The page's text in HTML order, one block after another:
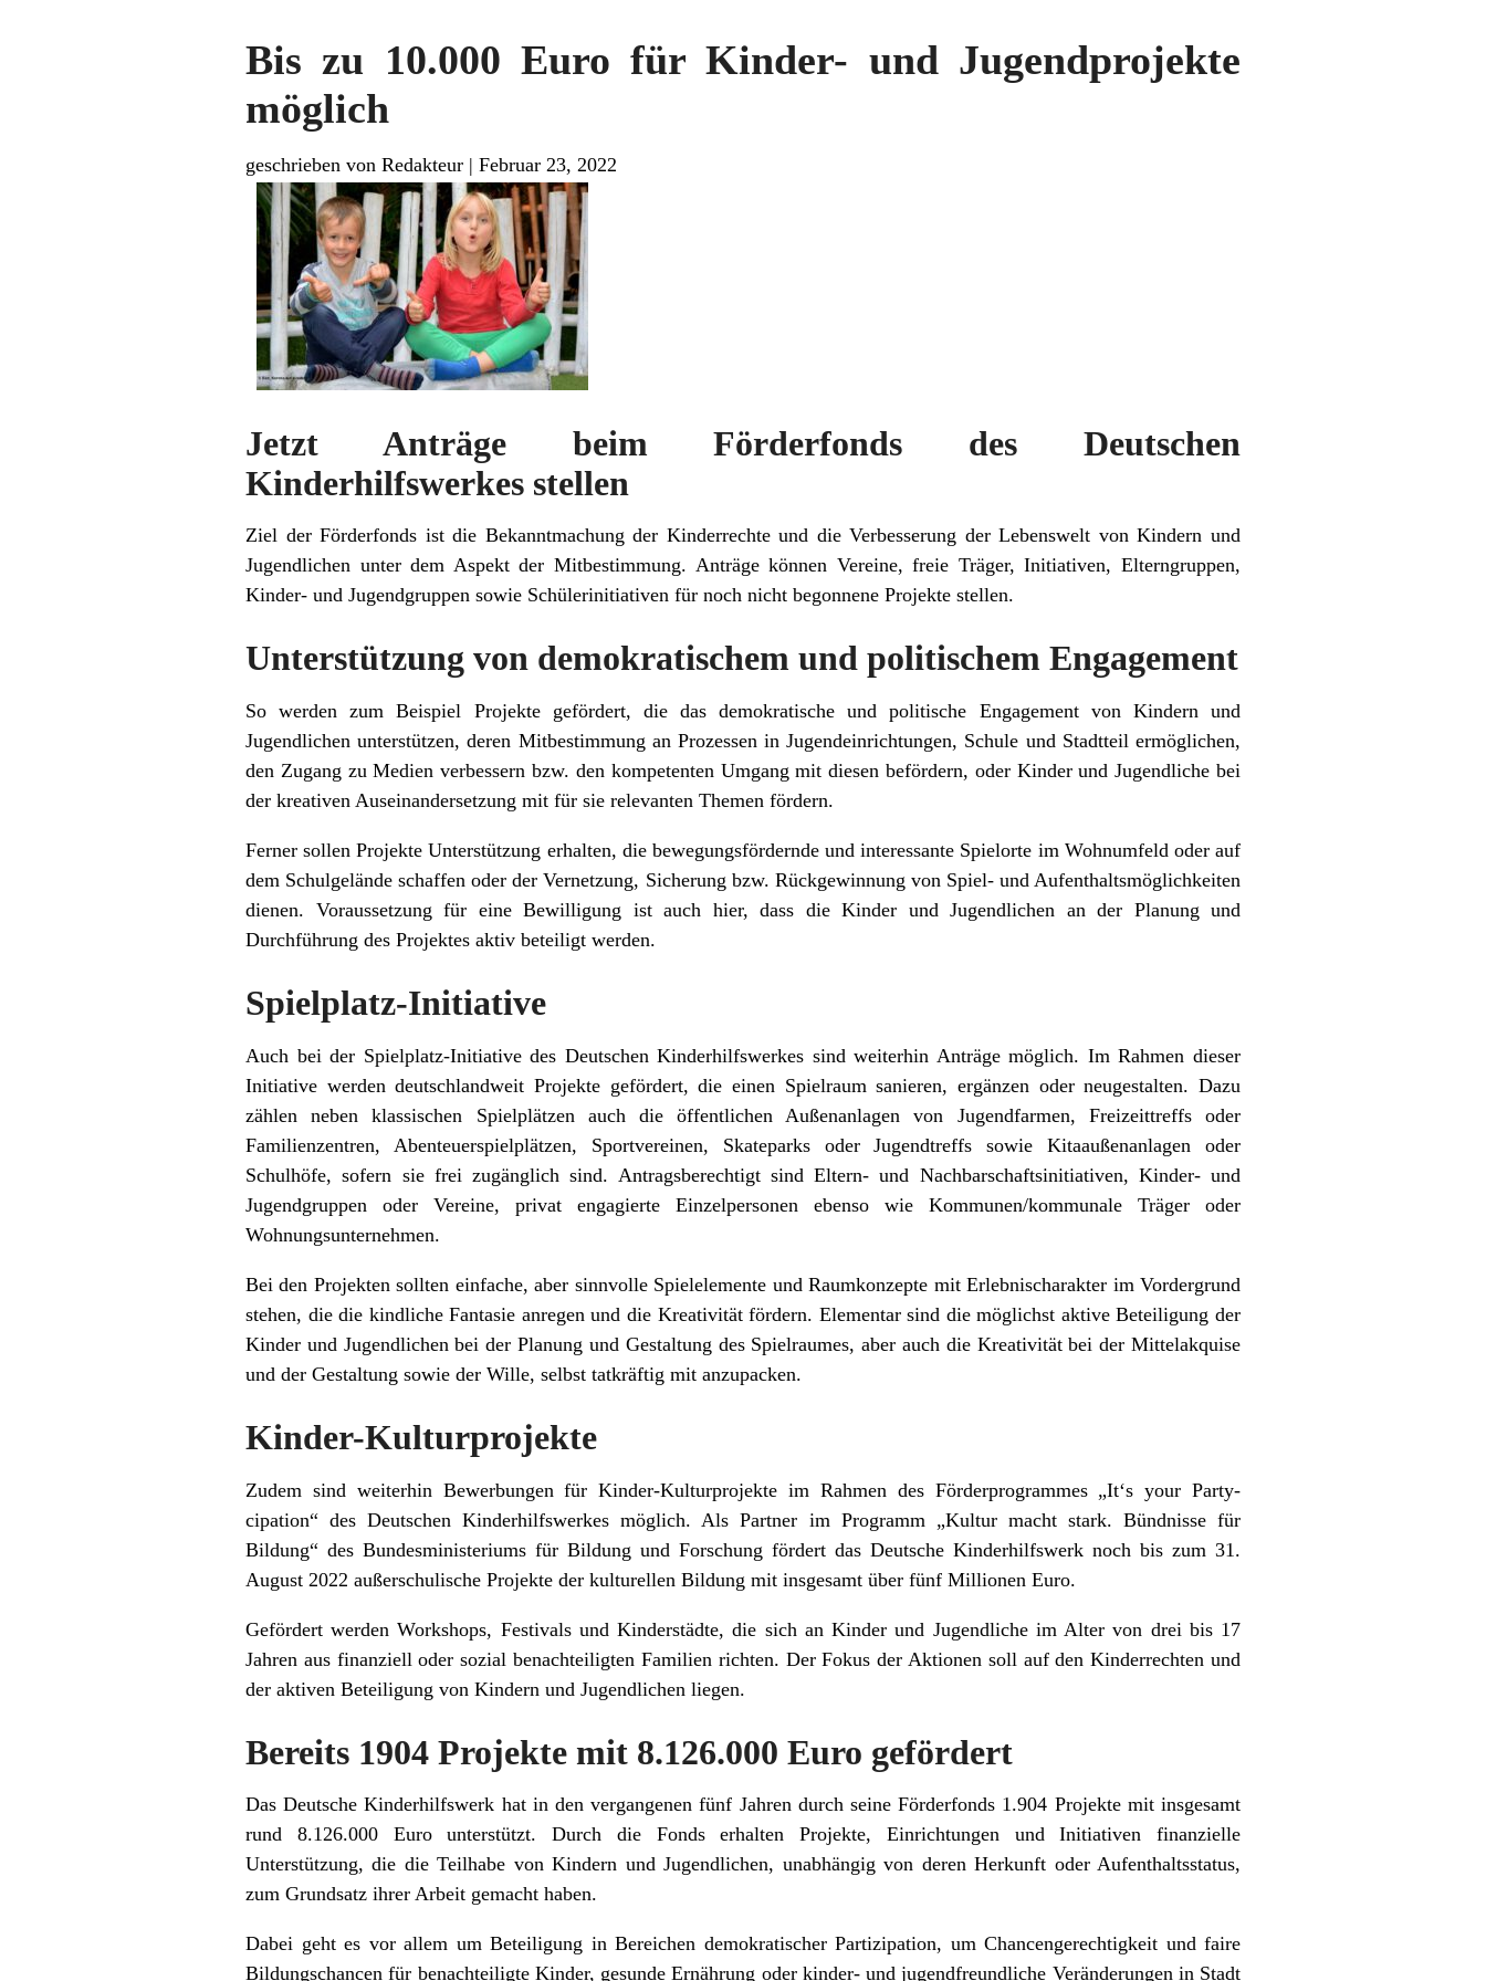
Bis zu 10.000 Euro für Kinder- und Jugendprojekte
möglich
geschrieben von Redakteur | Februar 23, 2022
Jetzt Anträge beim Förderfonds des Deutschen
Kinderhilfswerkes stellen
Ziel der Förderfonds ist die Bekanntmachung der Kinderrechte und die Verbesserung der Lebenswelt von Kindern und
Jugendlichen unter dem Aspekt der Mitbestimmung. Anträge können Vereine, freie Träger, Initiativen, Elterngruppen,
Kinder- und Jugendgruppen sowie Schülerinitiativen für noch nicht begonnene Projekte stellen.
Unterstützung von demokratischem und politischem Engagement
So werden zum Beispiel Projekte gefördert, die das demokratische und politische Engagement von Kindern und
Jugendlichen unterstützen, deren Mitbestimmung an Prozessen in Jugendeinrichtungen, Schule und Stadtteil ermöglichen,
den Zugang zu Medien verbessern bzw. den kompetenten Umgang mit diesen befördern, oder Kinder und Jugendliche bei
der kreativen Auseinandersetzung mit für sie relevanten Themen fördern.
Ferner sollen Projekte Unterstützung erhalten, die bewegungsfördernde und interessante Spielorte im Wohnumfeld oder auf
dem Schulgelände schaffen oder der Vernetzung, Sicherung bzw. Rückgewinnung von Spiel- und Aufenthaltsmöglichkeiten
dienen. Voraussetzung für eine Bewilligung ist auch hier, dass die Kinder und Jugendlichen an der Planung und
Durchführung des Projektes aktiv beteiligt werden.
Spielplatz-Initiative
Auch bei der Spielplatz-Initiative des Deutschen Kinderhilfswerkes sind weiterhin Anträge möglich. Im Rahmen dieser
Initiative werden deutschlandweit Projekte gefördert, die einen Spielraum sanieren, ergänzen oder neugestalten. Dazu
zählen neben klassischen Spielplätzen auch die öffentlichen Außenanlagen von Jugendfarmen, Freizeittreffs oder
Familienzentren, Abenteuerspielplätzen, Sportvereinen, Skateparks oder Jugendtreffs sowie Kitaaußenanlagen oder
Schulhöfe, sofern sie frei zugänglich sind. Antragsberechtigt sind Eltern- und Nachbarschaftsinitiativen, Kinder- und
Jugendgruppen oder Vereine, privat engagierte Einzelpersonen ebenso wie Kommunen/kommunale Träger oder
Wohnungsunternehmen.
Bei den Projekten sollten einfache, aber sinnvolle Spielelemente und Raumkonzepte mit Erlebnischarakter im Vordergrund
stehen, die die kindliche Fantasie anregen und die Kreativität fördern. Elementar sind die möglichst aktive Beteiligung der
Kinder und Jugendlichen bei der Planung und Gestaltung des Spielraumes, aber auch die Kreativität bei der Mittelakquise
und der Gestaltung sowie der Wille, selbst tatkräftig mit anzupacken.
Kinder-Kulturprojekte
Zudem sind weiterhin Bewerbungen für Kinder-Kulturprojekte im Rahmen des Förderprogrammes „It‘s your Party-
cipation“ des Deutschen Kinderhilfswerkes möglich. Als Partner im Programm „Kultur macht stark. Bündnisse für
Bildung“ des Bundesministeriums für Bildung und Forschung fördert das Deutsche Kinderhilfswerk noch bis zum 31.
August 2022 außerschulische Projekte der kulturellen Bildung mit insgesamt über fünf Millionen Euro.
Gefördert werden Workshops, Festivals und Kinderstädte, die sich an Kinder und Jugendliche im Alter von drei bis 17
Jahren aus finanziell oder sozial benachteiligten Familien richten. Der Fokus der Aktionen soll auf den Kinderrechten und
der aktiven Beteiligung von Kindern und Jugendlichen liegen.
Bereits 1904 Projekte mit 8.126.000 Euro gefördert
Das Deutsche Kinderhilfswerk hat in den vergangenen fünf Jahren durch seine Förderfonds 1.904 Projekte mit insgesamt
rund 8.126.000 Euro unterstützt. Durch die Fonds erhalten Projekte, Einrichtungen und Initiativen finanzielle
Unterstützung, die die Teilhabe von Kindern und Jugendlichen, unabhängig von deren Herkunft oder Aufenthaltsstatus,
zum Grundsatz ihrer Arbeit gemacht haben.
Dabei geht es vor allem um Beteiligung in Bereichen demokratischer Partizipation, um Chancengerechtigkeit und faire
Bildungschancen für benachteiligte Kinder, gesunde Ernährung oder kinder- und jugendfreundliche Veränderungen in Stadt